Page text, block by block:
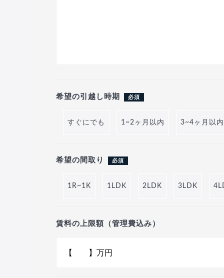
希望の引越し時期 必須
すぐにでも 1~2ヶ月以内 3~4ヶ月以内
希望の間取り 必須
1R~1K 1LDK 2LDK 3LDK
賃料の上限額（管理費込み）